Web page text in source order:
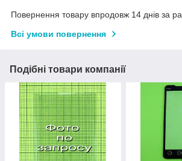
Повернення товару впродовж 14 днів за
Всі умови повернення
Подібні товари компанії